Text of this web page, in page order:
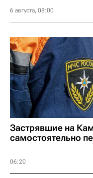
6 августа, 08:00
Застрявшие на
самостоятельно
06:20